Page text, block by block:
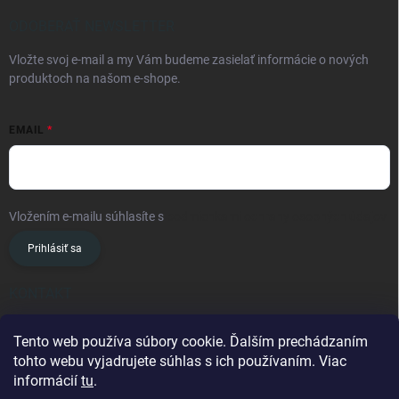
Tento web používa súbory cookie. Ďalším prechádzaním
tohto webu vyjadrujete súhlas s ich používaním. Viac
informácií tu.
Vložte svoj e-mail a my Vám budeme zasielať informácie o nových
produktoch na našom e-shope.
EMAIL
Vložením e-mailu súhlasíte s
Prihlásiť sa
@ oslavanslovakia.sk
+421 945 460 201